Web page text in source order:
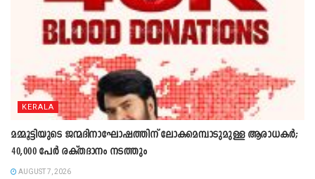
KERALA
മമ്മൂട്ടിയുടെ ജന്മദിനാഘോഷത്തിന് ലോകമെമ്പാടുമുള്ള ആരാധകർ;
40,000 പേർ രക്തദാനം നടത്തും
AUGUST 7, 2026